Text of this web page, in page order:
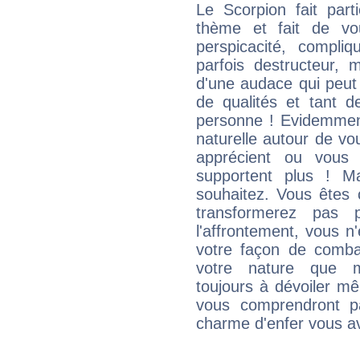
Le Scorpion fait
thème et fait de
perspicacité,
parfois destructeur,
d'une audace qui
de qualités et tant
personne !
naturelle autour de
apprécient ou
supportent plus !
souhaitez. Vous
transformerez
l'affrontement, vous
votre façon de
votre nature que
toujours à dévoiler
vous comprendront
charme d'enfer vous